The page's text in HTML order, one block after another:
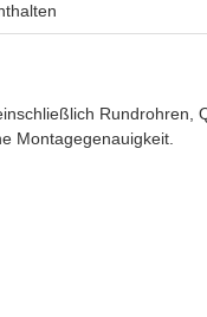
Montagegenauigkeit.